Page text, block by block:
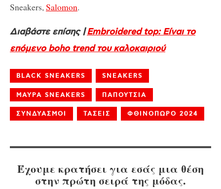
Sneakers,Salomon.
Διαβάστε επίσης |Embroidered top: Είναι το
επόμενο boho trend του καλοκαιριού
BLACK SNEAKERS SNEAKERS
ΜΑΥΡΑ SNEAKERS ΠΑΠΟΥΤΣΙΑ
ΣΥΝΔΥΑΣΜΟΙ ΤΑΣΕΙΣ ΦΘΙΝΟΠΩΡΟ 2024
Έχουμε κρατήσει για εσάς μια θέση
στην πρώτη σειρά της μόδας.